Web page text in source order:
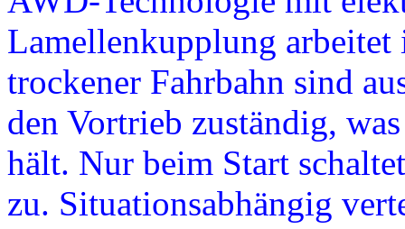
Lamellenkupplung
trockener Fahrbahn sind
den Vortrieb zuständig,
hält. Nur beim Start
zu. Situationsabhängig